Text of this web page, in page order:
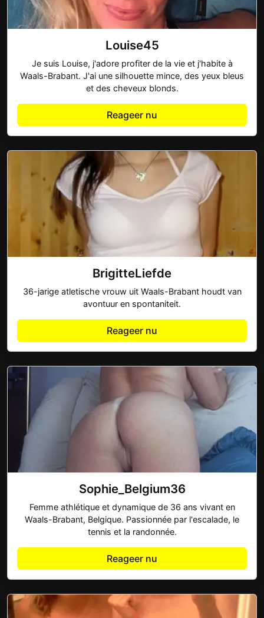
Louise45
Je suis Louise, j'adore profiter de la vie et j'habite à
Waals-Brabant. J'ai une silhouette mince, des yeux bleus
et des cheveux blonds.
Reageer nu
BrigitteLiefde
36-jarige atletische vrouw uit Waals-Brabant houdt van
avontuur en spontaniteit.
Reageer nu
Sophie_Belgium36
Femme athlétique et dynamique de 36 ans vivant en
Waals-Brabant, Belgique. Passionnée par l'escalade, le
tennis et la randonnée.
Reageer nu